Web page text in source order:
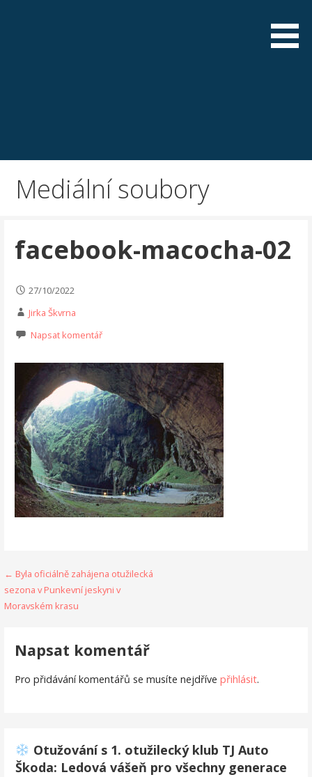
Mediální soubory
facebook-macocha-02
27/10/2022
Jirka Škvrna
Napsat komentář
Navigace
pro
← Byla oficiálně zahájena otužilecká
sezona v Punkevní jeskyni v
Moravském krasu
Napsat komentář
Pro přidávání komentářů se musíte nejdříve přihlásit.
Otužování s 1. otužilecký klub TJ Auto
Škoda: Ledová vášeň pro všechny generace